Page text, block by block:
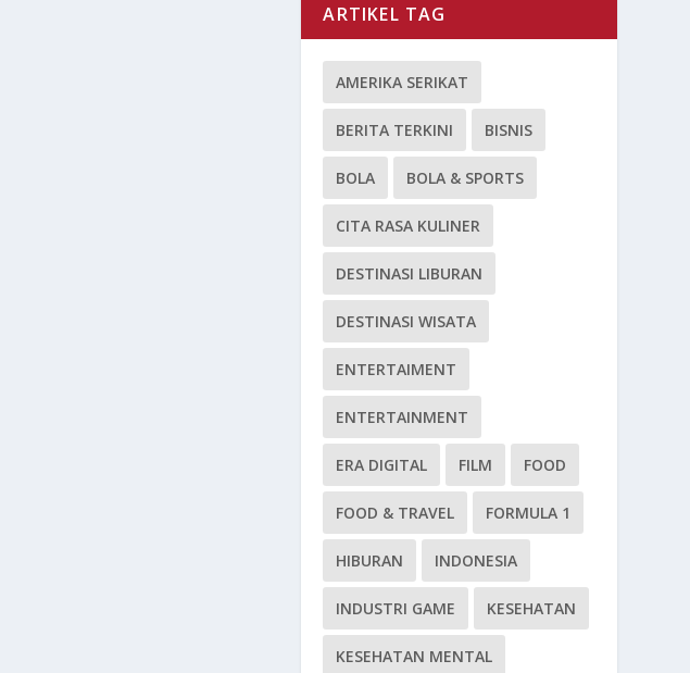
ARTIKEL TAG
AMERIKA SERIKAT
BERITA TERKINI BISNIS
BOLA BOLA & SPORTS
CITA RASA KULINER
DESTINASI LIBURAN
DESTINASI WISATA
ENTERTAIMENT
ENTERTAINMENT
ERA DIGITAL FILM FOOD
FOOD & TRAVEL FORMULA 1
HIBURAN INDONESIA
INDUSTRI GAME KESEHATAN
KESEHATAN MENTAL